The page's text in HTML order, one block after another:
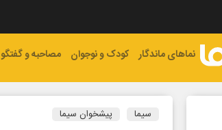
نماهای ماندگار کودک و نوجوان مصاحبه و گفتگو
سیما پیشخوان سیما